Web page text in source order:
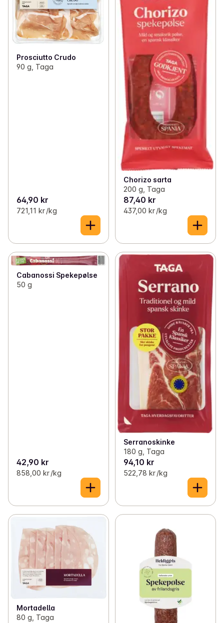
Prosciutto Crudo
90 g, Taga
64,90 kr
721,11 kr /kg
Chorizo sarta
200 g, Taga
87,40 kr
437,00 kr /kg
Cabanossi Spekepølse
50 g
42,90 kr
858,00 kr /kg
Serranoskinke
180 g, Taga
94,10 kr
522,78 kr /kg
Mortadella
80 g, Taga